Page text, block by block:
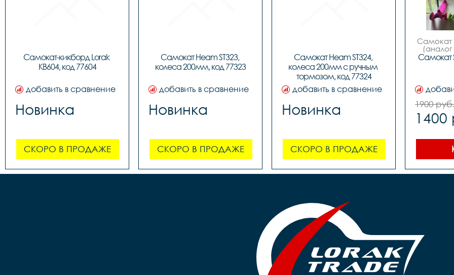
Самокат-кикборд Lorak
KB604, код 77604
добавить в сравнение
Новинка
СКОРО В ПРОДАЖЕ
Самокат Heam ST323,
колеса 200мм, код 77323
добавить в сравнение
Новинка
СКОРО В ПРОДАЖЕ
Самокат Heam ST324,
колеса 200мм с ручным
тормозом, код 77324
добавить в сравнение
Новинка
СКОРО В ПРОДАЖЕ
Самокат
(аналог
Возраст
руль с
Самокат
1900 руб.
1400